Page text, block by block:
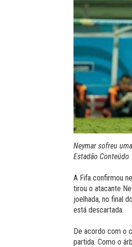
Neymar sofreu
Estadão Conteúdo
A Fifa confirmou
tirou o atacante
joelhada, no final
está descartada.
De acordo com o
partida. Como o